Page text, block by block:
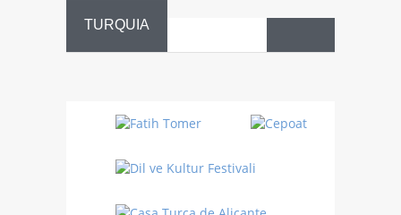
TURQUIA
Turquía